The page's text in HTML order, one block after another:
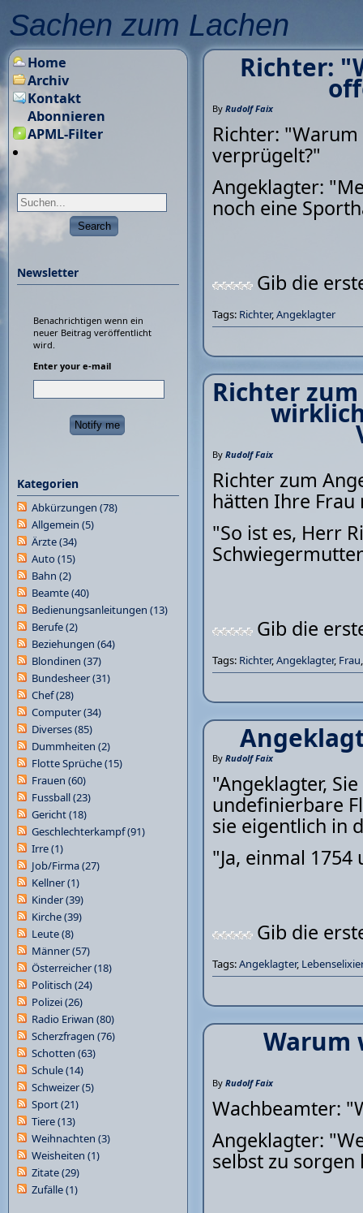
Sachen zum Lachen
Richter:
By Rudolf Faix
Richter:
verprügelt?"
Angeklagter:
noch eine
Gib die
Tags: Richter,Angeklagter
Richter
By Rudolf Faix
Richter zum
hätten Ihre Frau
"So ist es, Herr
Gib die
Tags: Richter,Angeklagter, Frau
By Rudolf Faix
"Angeklagter,
undefinierbare
sie eigentlich in
"Ja, einmal
Gib die
Tags:Angeklagter,
Warum
By Rudolf Faix
Wachbeamter:
Angeklagter:
selbst zu sorgen
Home
Archiv
Kontakt
Abonnieren
APML-Filter
Newsletter
Benachrichtigen wenn ein
neuer Beitrag veröffentlicht
wird.
Enter your e-mail
Kategorien
Abkürzungen (78)
Allgemein (5)
Ärzte(34)
Auto(15)
Bahn (2)
Beamte(40)
Bedienungsanleitungen (13)
Berufe(2)
Beziehungen (64)
Blondinen (37)
Bundesheer(31)
Chef(28)
Computer(34)
Diverses(85)
Dummheiten (2)
Flotte Sprüche(15)
Frauen (60)
Fussball(23)
Gericht(18)
Geschlechterkampf(91)
Irre(1)
Job/Firma(27)
Kellner(1)
Kinder(39)
Kirche(39)
Leute(8)
Männer(57)
Österreicher(18)
Politisch (24)
Polizei(26)
Radio Eriwan (80)
Scherzfragen (76)
Schotten (63)
Schule(14)
Schweizer(5)
Sport(21)
Tiere(13)
Weihnachten (3)
Weisheiten (1)
Zitate(29)
Zufälle(1)